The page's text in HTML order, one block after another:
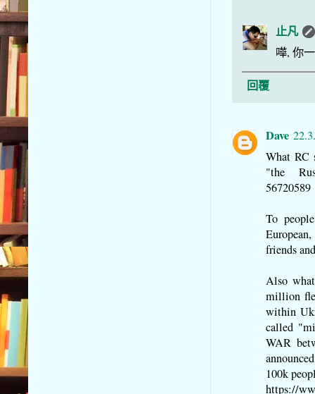
止凡
嘩, 你
回覆
Dave
What RC
"the
56720589
To
friends
Also
million
within
called
WAR
100k
https://